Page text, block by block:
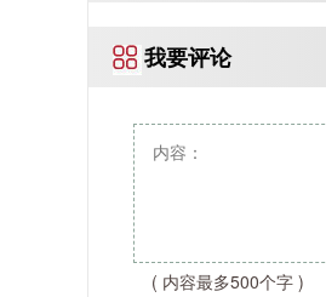
我要评论
( 内容最多500个字 )